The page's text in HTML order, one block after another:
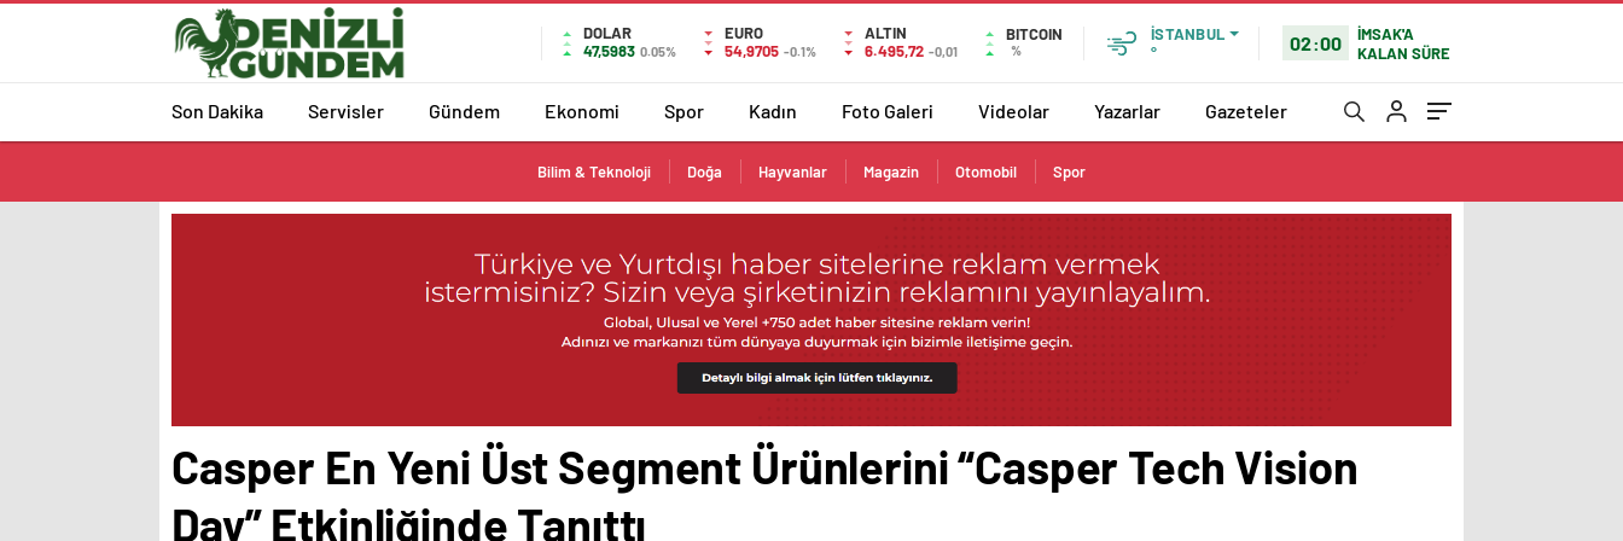
DOLAR
47,5983 0.05%
EURO
54,9705 -0.1%
ALTIN
6.495,72 -0,01
BITCOIN
%
İSTANBUL
°
02:00
İMSAK'A
KALAN SÜRE
Son Dakika Servisler Gündem Ekonomi Spor Kadın Foto Galeri Videolar Yazarlar Gazeteler
Bilim & Teknoloji Doğa Hayvanlar Magazin Otomobil Spor
Casper En Yeni Üst Segment Ürünlerini “Casper Tech Vision
Day” Etkinliğinde Tanıttı